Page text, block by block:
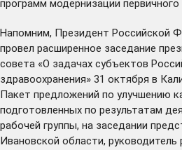
программ модернизации первичного
Напомним, Президент Российской
провел расширенное заседание
совета «О задачах субъектов
здравоохранения» 31 октября в
Пакет предложений по улучшению
подготовленных по результатам
рабочей группы, на заседании
Ивановской области, руководитель